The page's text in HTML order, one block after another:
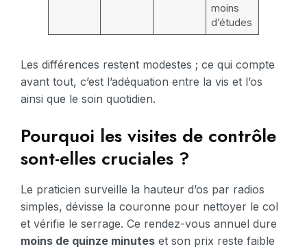
moins
d’études
Les différences restent modestes ; ce qui compte
avant tout, c’est l’adéquation entre la vis et l’os
ainsi que le soin quotidien.
Pourquoi les visites de contrôle
sont-elles cruciales ?
Le praticien surveille la hauteur d’os par radios
simples, dévisse la couronne pour nettoyer le col
et vérifie le serrage. Ce rendez-vous annuel dure
moins de quinze minutes et son prix reste faible